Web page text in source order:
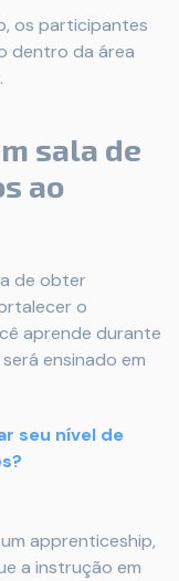
os participantes
dentro da área
sala de
ao
de obter
o
aprende durante
ensinado em
seu nível de
apprenticeship,
a instrução em